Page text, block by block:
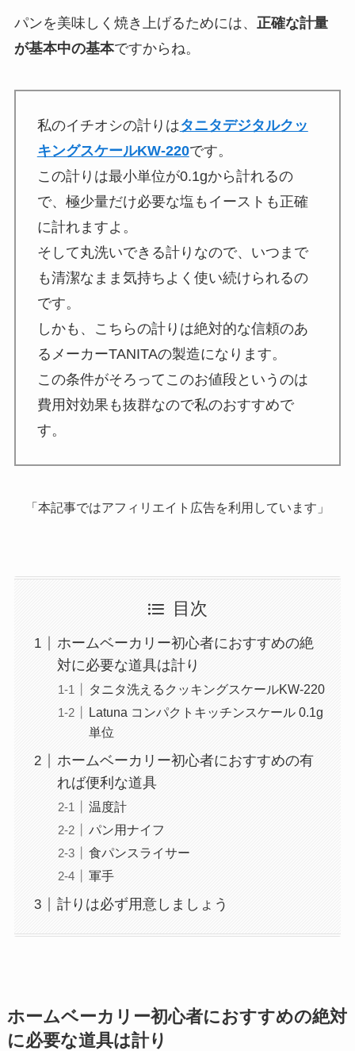
パンを美味しく焼き上げるためには、 正確な計量
が基本中の基本ですからね。
私のイチオシの計りはタニタデジタルクッ
キングスケールKW-220です。
この計りは最小単位が0.1gから計れるの
で、極少量だけ必要な塩もイーストも正確
に計れますよ。
そして丸洗いできる計りなので、いつまで
も清潔なまま気持ちよく使い続けられるの
です。
しかも、こちらの計りは絶対的な信頼のあ
るメーカーTANITAの製造になります。
この条件がそろってこのお値段というのは
費用対効果も抜群なので私のおすすめで
す。
「本記事ではアフィリエイト広告を利用しています」
目次
ホームベーカリー初心者におすすめの絶
対に必要な道具は計り
タニタ洗えるクッキングスケールKW-220
Latuna コンパクトキッチンスケール 0.1g
単位
ホームベーカリー初心者におすすめの有
れば便利な道具
温度計
パン用ナイフ
食パンスライサー
軍手
計りは必ず用意しましょう
ホームベーカリー初心者におすすめの絶対
に必要な道具は計り